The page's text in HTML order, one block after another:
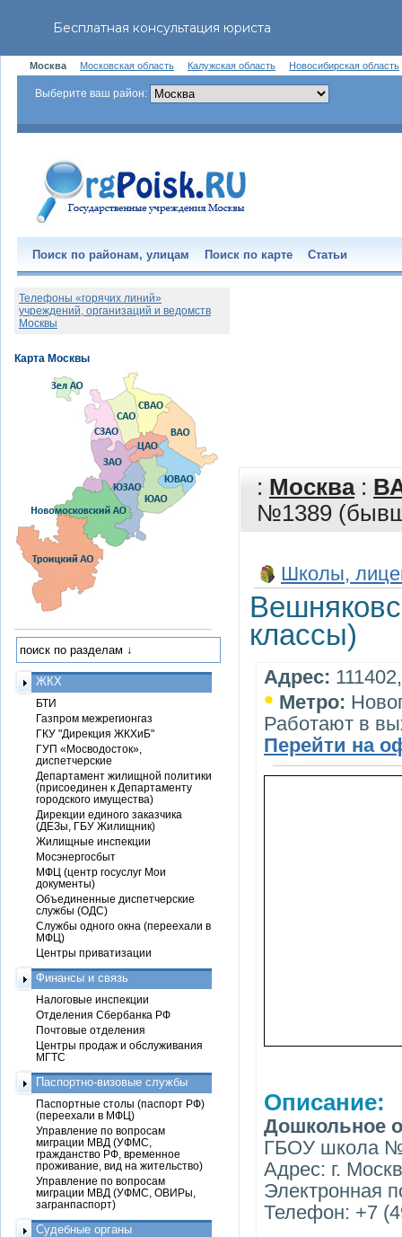
Москва Московская область Калужская область Новосибирская область
Выберите ваш район:
Поиск по районам, улицам Поиск по карте Статьи
: Москва:
№1389
Школы,
классы)
Адрес:
• Метро:
Работают в
Перейти на
Описание:
Дошкольное
ГБОУ школа №
Адрес: г.
Электронная
Телефон: +7
Телефоны «горячих линий»
учреждений, организаций и ведомств
Москвы
ЖКХ
БТИ
Газпром межрегионгаз
ГКУ "Дирекция ЖКХиБ"
ГУП «Мосводосток»,
диспетчерские
Департамент жилищной политики
(присоединен к Департаменту
городского имущества)
Дирекции единого заказчика
(ДЕЗы, ГБУ Жилищник)
Жилищные инспекции
Мосэнергосбыт
МФЦ (центр госуслуг Мои
документы)
Объединенные диспетчерские
службы (ОДС)
Службы одного окна (переехали в
МФЦ)
Центры приватизации
Финансы и связь
Налоговые инспекции
Отделения Сбербанка РФ
Почтовые отделения
Центры продаж и обслуживания
МГТС
Паспортно-визовые службы
Паспортные столы (паспорт РФ)
(переехали в МФЦ)
Управление по вопросам
миграции МВД (УФМС,
гражданство РФ, временное
проживание, вид на жительство)
Управление по вопросам
миграции МВД (УФМС, ОВИРы,
загранпаспорт)
Судебные органы